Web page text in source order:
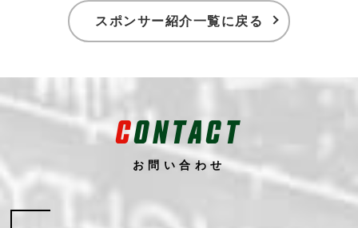
スポンサー紹介一覧に戻る
CONTACT
お問い合わせ